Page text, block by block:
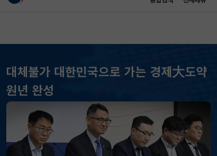
대체불가 대한민국으로 가는 경제大도약
원년 완성
KOSPI 6258.77 37.61(하락)
KOSDAQ
국고채(3년) 3.746 0.004(상승)
달러-원 1410.6000 13.2000(하락)